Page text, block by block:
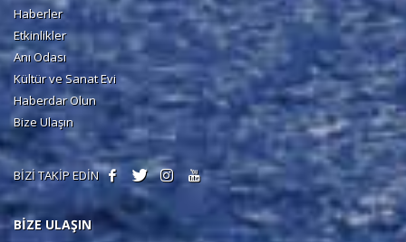
Haberler
Etkinlikler
Anı Odası
Kültür ve Sanat Evi
Haberdar Olun
Bize Ulaşın
BİZİ TAKİP EDİN
BİZE ULAŞIN